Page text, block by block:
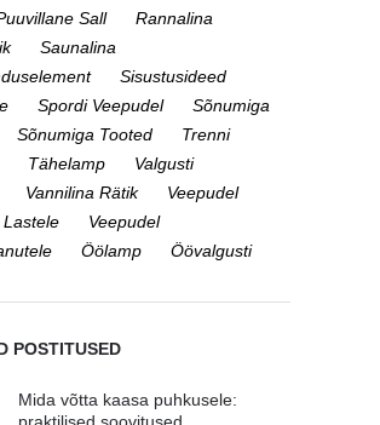
Sall
Rannalina
Saunalina
Sisustusideed
Spordi Veepudel
Sõnumiga
Sõnumiga Tooted
Trenni
Tähelamp
Valgusti
Vannilina Rätik
Veepudel
Lastele
Veepudel
Öölamp Öövalgusti
POSTITUSED
Mida võtta kaasa puhkusele: